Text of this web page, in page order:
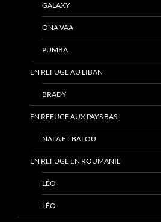
GALAXY
ONA VAA
PUMBA
EN REFUGE AU LIBAN
BRADY
EN REFUGE AUX PAYS BAS
NALA ET BALOU
EN REFUGE EN ROUMANIE
LÉO
LÉO